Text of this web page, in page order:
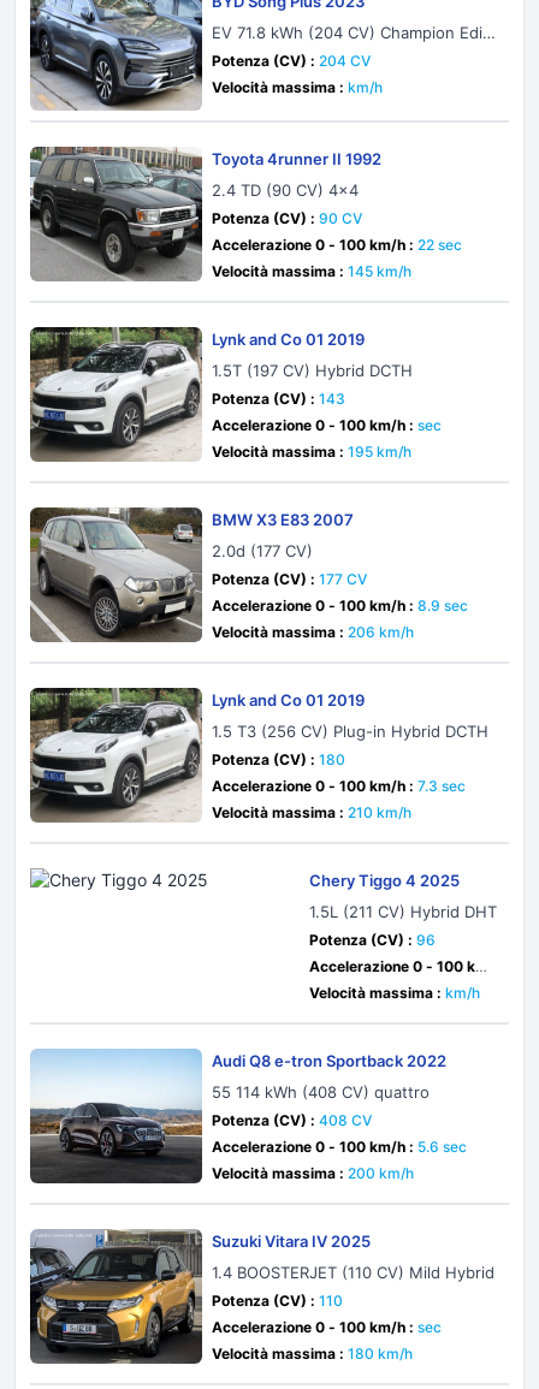
EV 71.8 kWh (204 CV) Champion Editi
on
Potenza (CV) : 204 CV
Velocità massima : km/h
Toyota 4runner II 1992
2.4 TD (90 CV) 4x4
Potenza (CV) : 90 CV
Accelerazione 0 - 100 km/h : 22 sec
Velocità massima : 145 km/h
Lynk and Co 01 2019
1.5T (197 CV) Hybrid DCTH
Potenza (CV) : 143
Accelerazione 0 - 100 km/h : sec
Velocità massima : 195 km/h
BMW X3 E83 2007
2.0d (177 CV)
Potenza (CV) : 177 CV
Accelerazione 0 - 100 km/h : 8.9 sec
Velocità massima : 206 km/h
Lynk and Co 01 2019
1.5 T3 (256 CV) Plug-in Hybrid DCTH
Potenza (CV) : 180
Accelerazione 0 - 100 km/h : 7.3 sec
Velocità massima : 210 km/h
Chery Tiggo 4 2025
1.5L (211 CV) Hybrid DHT
Potenza (CV) : 96
Accelerazione 0 - 100 km/
h : sec
Velocità massima : km/h
Audi Q8 e-tron Sportback 2022
55 114 kWh (408 CV) quattro
Potenza (CV) : 408 CV
Accelerazione 0 - 100 km/h : 5.6 sec
Velocità massima : 200 km/h
Suzuki Vitara IV 2025
1.4 BOOSTERJET (110 CV) Mild Hybrid
Potenza (CV) : 110
Accelerazione 0 - 100 km/h : sec
Velocità massima : 180 km/h